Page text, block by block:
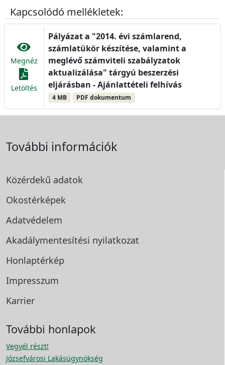
Kapcsolódó mellékletek:
Megnéz
Letöltés
Pályázat a "2014. évi számlarend,
számlatükör készítése, valamint a
meglévő számviteli szabályzatok
aktualizálása" tárgyú beszerzési
eljárásban - Ajánlattételi felhívás
4 MB PDF dokumentum
További információk
Közérdekű adatok
Okostérképek
Adatvédelem
Akadálymentesítési nyilatkozat
Honlaptérkép
Impresszum
Karrier
További honlapok
Vegyél részt!
Józsefvárosi Lakásügynökség